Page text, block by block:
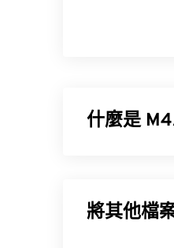
什麼是
M4A 檔案體積
將其他檔